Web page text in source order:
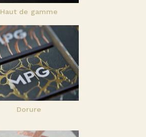
Haut de gamme
Dorure